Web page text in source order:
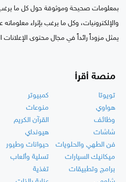
بمعلومات صحيحة وموثوقة حول كل ما يرغب
والإلكترونيات، وكل ما يرغب بإثراء
يمثل مزوداً رائداً في مجال محتوى الإعلانات
منصة أقرأ
تويوتا
كمبيوتر
هواوي
منوعات
وظائف
القرآن الكريم
شاشات
هيونداي
فن الطهي والحلويات
حيوانات وطيور
ميكانيك السيارات
تسلية وألعاب
برامج وتطبيقات
تغذية